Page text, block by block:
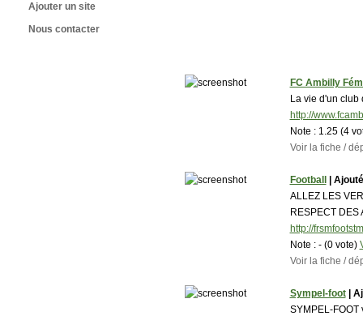
Ajouter un site
Nous contacter
FC Ambilly
La vie d'un club
http://
Note : 1.25 (4
Voir la fiche /
Football
|
ALLEZ LES
RESPECT DES
http://
Note : - (0 vote)
Voir la fiche /
Sympel-foot|
SYMPEL-